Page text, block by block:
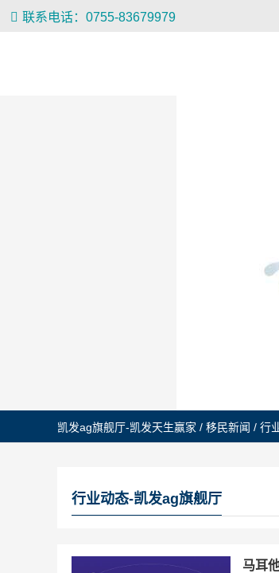
联系电话：0755-83679979
凯发ag旗舰厅-凯发天生赢家 / 移民新闻 / 行
行业动态-凯发ag旗舰厅
马耳